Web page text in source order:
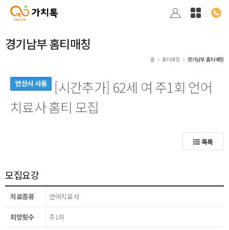
경기남부 홈티매칭
홈 홈티매칭 경기남부 홈티매칭
안산시 사동
[시간추가] 62세 여 주1회 언어
치료사 홈티 모집
목록
모집요강
치료종류 언어치료사
희망횟수 주1회